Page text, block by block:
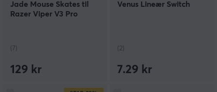
Jade Mouse Skates til
Razer Viper V3 Pro
(7)
129 kr
Venus Lineær Switch
(2)
7.29 kr